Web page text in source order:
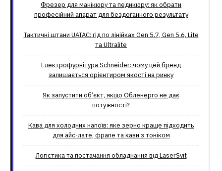
Фрезер для манікюру та педикюру: як обрати
професійний апарат для бездоганного результату
Тактичні штани UATAC: гід по лінійках Gen 5.7, Gen 5.6, Lite
та Ultralite
Електрофурнітура Schneider: чому цей бренд
залишається орієнтиром якості на ринку
Як запустити об’єкт, якщо Обленерго не дає
потужності?
Кава для холодних напоїв: яке зерно краще підходить
для айс-лате, фрапе та кави з тоніком
Логістика та постачання обладнання від LaserSvit